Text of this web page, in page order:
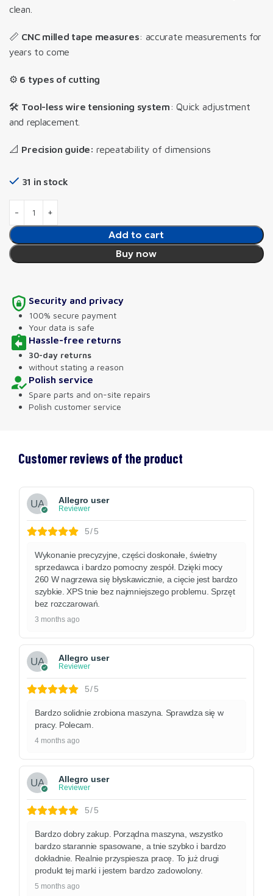
clean.
📏 CNC milled tape measures: accurate measurements for
years to come
⚙️ 6 types of cutting
🛠️ Tool-less wire tensioning system: Quick adjustment
and replacement.
📐 Precision guide: repeatability of dimensions
31 in stock
Add to cart
Buy now
Security and privacy
100% secure payment
Your data is safe
Hassle-free returns
30-day returns
without stating a reason
Polish service
Spare parts and on-site repairs
Polish customer service
Customer reviews of the product
Allegro user
Reviewer
5/5
Wykonanie precyzyjne, części doskonałe, świetny
sprzedawca i bardzo pomocny zespół. Dzięki mocy
260 W nagrzewa się błyskawicznie, a cięcie jest bardzo
szybkie. XPS tnie bez najmniejszego problemu. Sprzęt
bez rozczarowań.
3 months ago
Allegro user
Reviewer
5/5
Bardzo solidnie zrobiona maszyna. Sprawdza się w
pracy. Polecam.
4 months ago
Allegro user
Reviewer
5/5
Bardzo dobry zakup. Porządna maszyna, wszystko
bardzo starannie spasowane, a tnie szybko i bardzo
dokładnie. Realnie przyspiesza pracę. To już drugi
produkt tej marki i jestem bardzo zadowolony.
5 months ago